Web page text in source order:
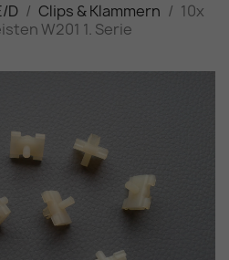
D Clips & Klammern
10x
W201 1. Serie